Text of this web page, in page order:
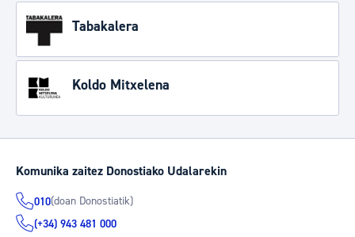
Tabakalera
Koldo Mitxelena
Komunika zaitez Donostiako Udalarekin
010(doan Donostiatik)
(+34) 943 481 000